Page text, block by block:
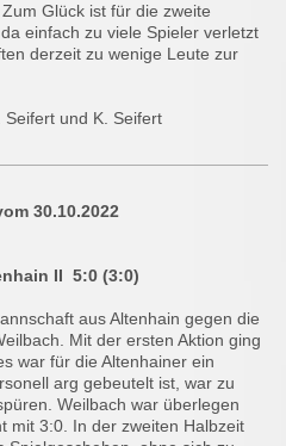
Glück ist für die zweite
einfach zu viele Spieler verletzt
derzeit zu wenige Leute zur
und K. Seifert
30.10.2022
II 5:0 (3:0)
aus Altenhain gegen die
Mit der ersten Aktion ging
war für die Altenhainer ein
arg gebeutelt ist, war zu
Weilbach war überlegen
mit 3:0. In der zweiten Halbzeit